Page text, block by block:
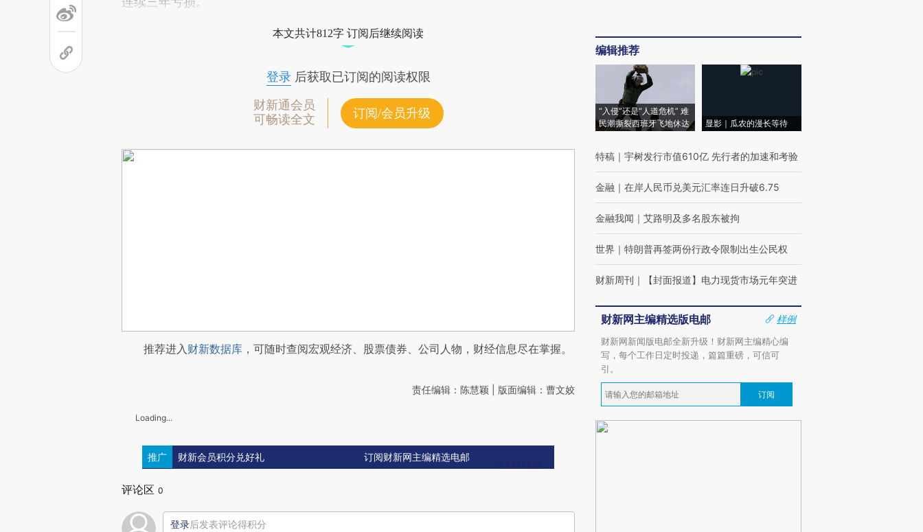
本文共计812字 订阅后继续阅读
登录后获取已订阅的阅读权限
财新通会员
可畅读全文
订阅/会员升级
推荐进入财新数据库 ，可随时查阅宏观经济、股票债券、公司人物，财经信息尽在掌握。
责任编辑：陈慧颖 | 版面编辑：曹文姣
Loading...
推广 财新会员积分兑好礼 订阅财新网主编精选电邮
评论区 0
登录后发表评论得积分
编辑推荐
“入侵”还是“人道危机” 难
民潮撕裂西班牙飞地休达
显影｜瓜农的漫长等待
特稿 ｜ 宇树发行市值610亿 先行者的加速和考验
金融 ｜ 在岸人民币兑美元汇率连日升破6.75
金融我闻 ｜ 艾路明及多名股东被拘
世界 ｜ 特朗普再签两份行政令限制出生公民权
财新周刊 ｜ 【封面报道】电力现货市场元年突进
财新网主编精选版电邮
样例
财新网新闻版电邮全新升级！财新网主编精心编
写，每个工作日定时投递，篇篇重磅，可信可
引。
订阅